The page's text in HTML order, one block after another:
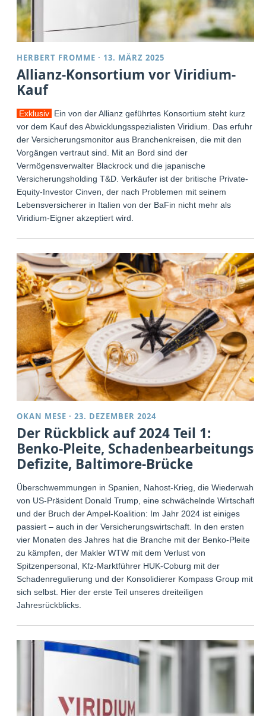
HERBERT FROMME · 13. MÄRZ 2025
Allianz-Konsortium vor Viridium-
Kauf
Exklusiv Ein von der Allianz geführtes Konsortium steht kurz
vor dem Kauf des Abwicklungsspezialisten Viridium. Das erfuhr
der Versicherungsmonitor aus Branchenkreisen, die mit den
Vorgängen vertraut sind. Mit an Bord sind der
Vermögensverwalter Blackrock und die japanische
Versicherungsholding T&D. Verkäufer ist der britische Private-
Equity-Investor Cinven, der nach Problemen mit seinem
Lebensversicherer in Italien von der BaFin nicht mehr als
Viridium-Eigner akzeptiert wird.
OKAN MESE ·23. DEZEMBER 2024
Der Rückblick auf 2024 Teil 1:
Benko-Pleite, Schadenbearbeitungs-
Defizite, Baltimore-Brücke
Überschwemmungen in Spanien, Nahost-Krieg, die Wiederwahl
von US-Präsident Donald Trump, eine schwächelnde Wirtschaft
und der Bruch der Ampel-Koalition: Im Jahr 2024 ist einiges
passiert – auch in der Versicherungswirtschaft. In den ersten
vier Monaten des Jahres hat die Branche mit der Benko-Pleite
zu kämpfen, der Makler WTW mit dem Verlust von
Spitzenpersonal, Kfz-Marktführer HUK-Coburg mit der
Schadenregulierung und der Konsolidierer Kompass Group mit
sich selbst. Hier der erste Teil unseres dreiteiligen
Jahresrückblicks.